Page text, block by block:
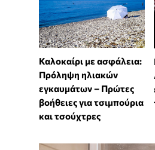
Καλοκαίρι με ασφάλεια:
Πρόληψη ηλιακών
εγκαυμάτων – Πρώτες
βοήθειες για τσιμπούρια
και τσούχτρες